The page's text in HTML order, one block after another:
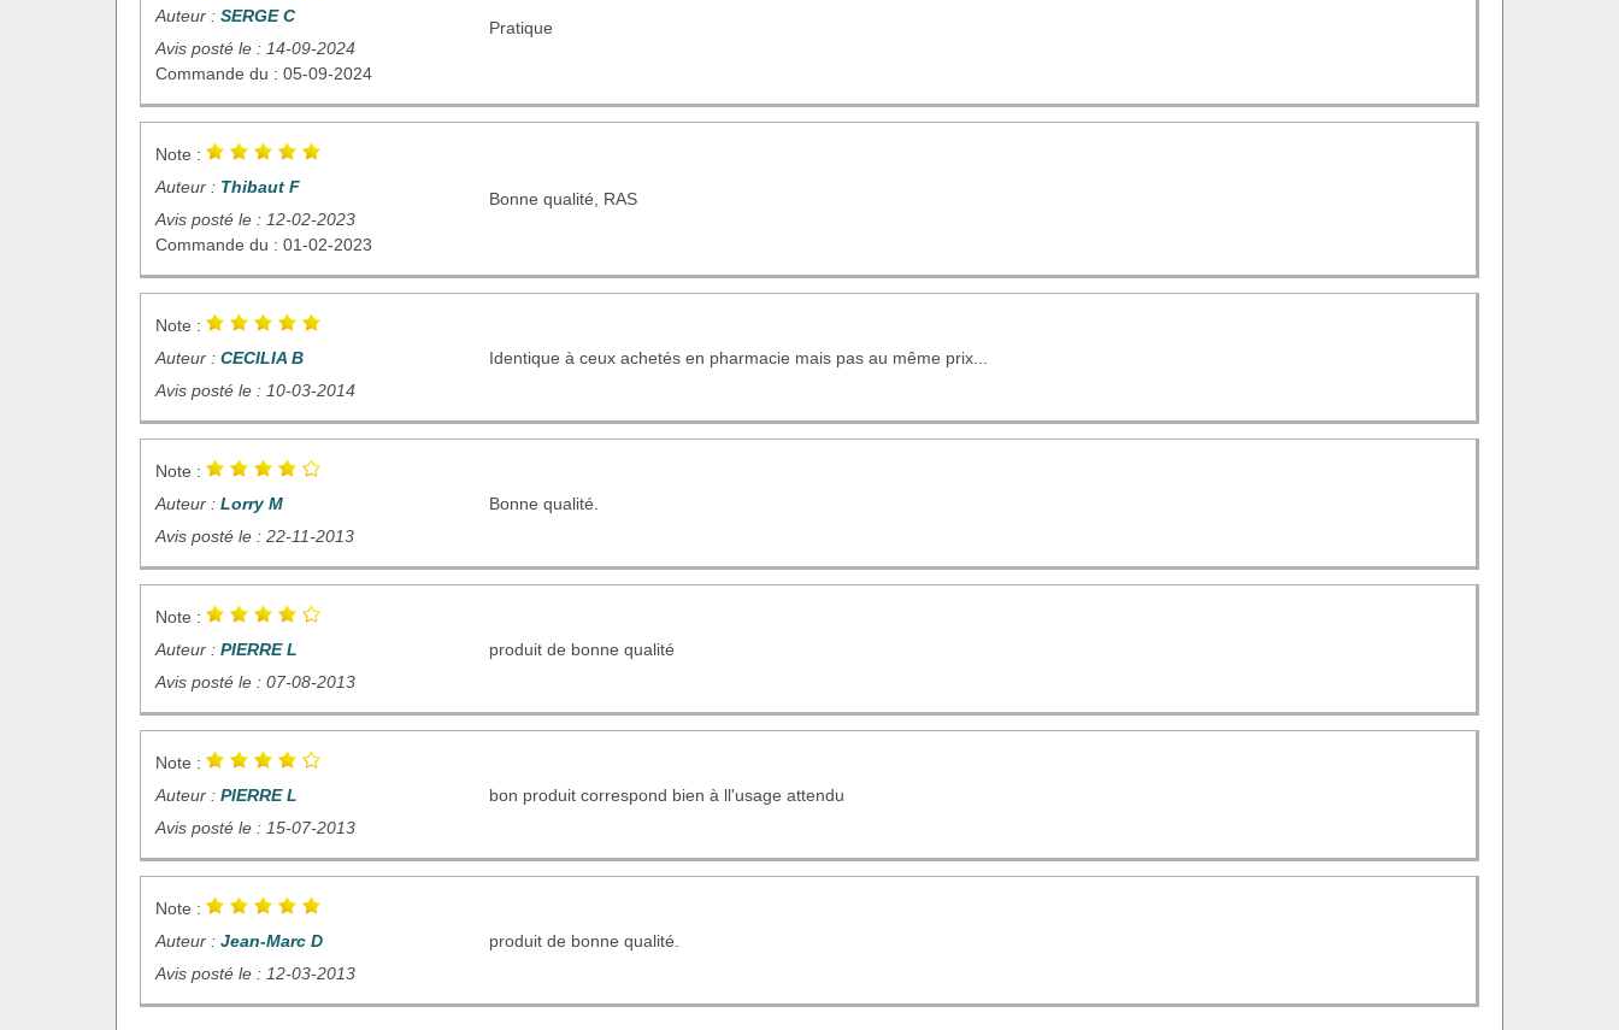
Auteur : SERGE C
Avis posté le : 14-09-2024
Commande du : 05-09-2024
Pratique
Note :
Auteur : Thibaut F
Avis posté le : 12-02-2023
Commande du : 01-02-2023
Bonne qualité, RAS
Note :
Auteur : CECILIA B
Avis posté le : 10-03-2014
Identique à ceux achetés en pharmacie mais pas au même prix...
Note :
Auteur : Lorry M
Avis posté le : 22-11-2013
Bonne qualité.
Note :
Auteur : PIERRE L
Avis posté le : 07-08-2013
produit de bonne qualité
Note :
Auteur : PIERRE L
Avis posté le : 15-07-2013
bon produit correspond bien à ll'usage attendu
Note :
Auteur : Jean-Marc D
Avis posté le : 12-03-2013
produit de bonne qualité.